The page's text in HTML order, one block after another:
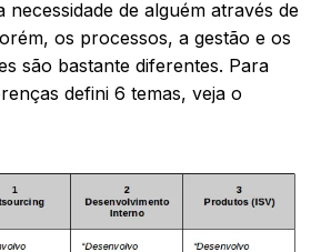
de alguém através de
os processos, a gestão e os
são bastante diferentes. Para
defini 6 temas, veja o